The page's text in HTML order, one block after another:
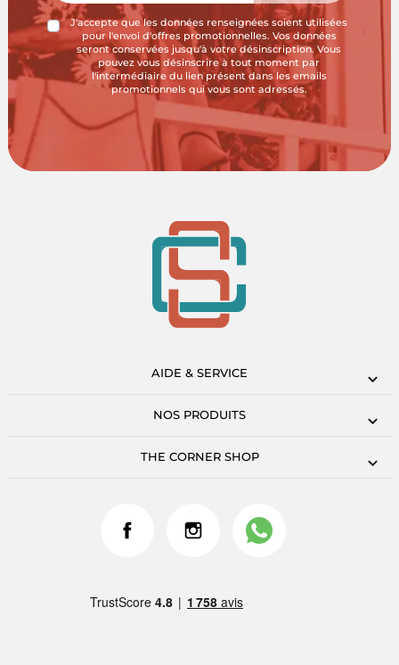
J'accepte que les données renseignées soient utilisées
pour l'envoi d'offres promotionnelles. Vos données
seront conservées jusqu'à votre désinscription. Vous
pouvez vous désinscrire à tout moment par
l'intermédiaire du lien présent dans les emails
promotionnels qui vous sont adressés.
AIDE & SERVICE
NOS PRODUITS
THE CORNER SHOP